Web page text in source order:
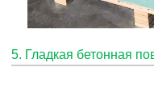
5. Гладкая бетонная